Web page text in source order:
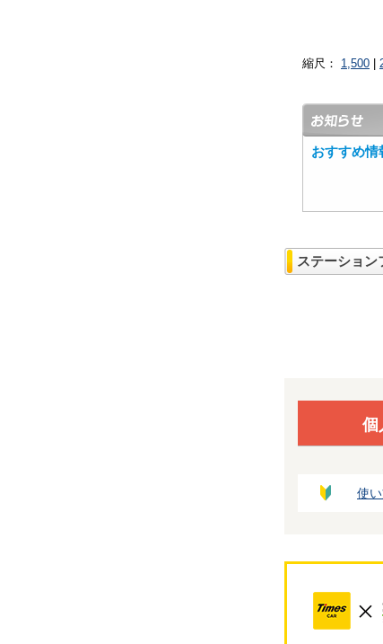
縮尺： 1,500
おすすめ情
ステーション
個
使